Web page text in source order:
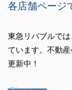
各店舗ページ
東急リバブルで
ています。不動
更新中！